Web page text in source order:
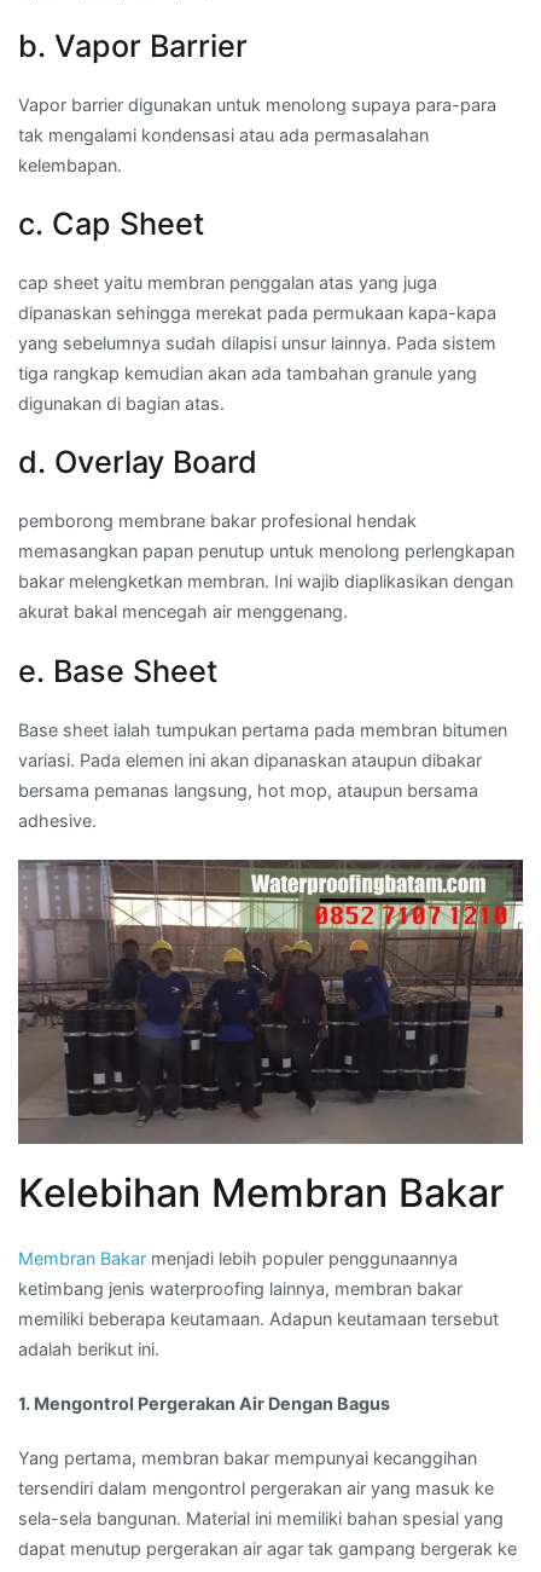
b. Vapor Barrier
Vapor barrier digunakan untuk menolong supaya para-para
tak mengalami kondensasi atau ada permasalahan
kelembapan.
c. Cap Sheet
cap sheet yaitu membran penggalan atas yang juga
dipanaskan sehingga merekat pada permukaan kapa-kapa
yang sebelumnya sudah dilapisi unsur lainnya. Pada sistem
tiga rangkap kemudian akan ada tambahan granule yang
digunakan di bagian atas.
d. Overlay Board
pemborong membrane bakar profesional hendak
memasangkan papan penutup untuk menolong perlengkapan
bakar melengketkan membran. Ini wajib diaplikasikan dengan
akurat bakal mencegah air menggenang.
e. Base Sheet
Base sheet ialah tumpukan pertama pada membran bitumen
variasi. Pada elemen ini akan dipanaskan ataupun dibakar
bersama pemanas langsung, hot mop, ataupun bersama
adhesive.
Kelebihan Membran Bakar
Membran Bakar menjadi lebih populer penggunaannya
ketimbang jenis waterproofing lainnya, membran bakar
memiliki beberapa keutamaan. Adapun keutamaan tersebut
adalah berikut ini.
1. Mengontrol Pergerakan Air Dengan Bagus
Yang pertama, membran bakar mempunyai kecanggihan
tersendiri dalam mengontrol pergerakan air yang masuk ke
sela-sela bangunan. Material ini memiliki bahan spesial yang
dapat menutup pergerakan air agar tak gampang bergerak ke